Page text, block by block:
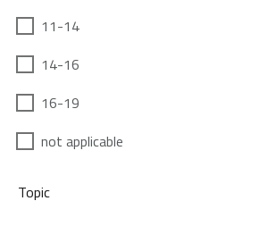
11-14
14-16
16-19
not applicable
Topic